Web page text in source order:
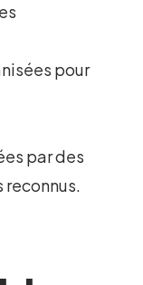
pour
par des
reconnus.